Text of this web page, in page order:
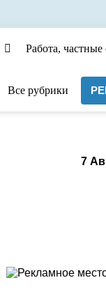
Работа, частные
Все рубрики
7